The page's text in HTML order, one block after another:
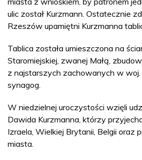
ulic został Kurzmann. Ostatecznie
Rzeszów upamiętni Kurzmanna
Tablica została umieszczona na
Staromiejskiej, zwanej Małą,
z najstarszych zachowanych w woj.
synagog.
W niedzielnej uroczystości wzięli
Dawida Kurzmanna, którzy
Izraela, Wielkiej Brytanii, Belgii oraz
miasta.